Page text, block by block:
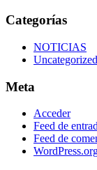
Categorías
NOTICIAS
Uncategorized
Meta
Acceder
Feed de
Feed de